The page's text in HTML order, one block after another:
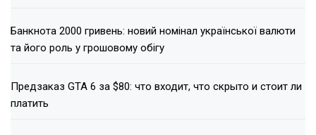
Банкнота 2000 гривень: новий номінал української валюти
та його роль у грошовому обігу
Предзаказ GTA 6 за $80: что входит, что скрыто и стоит ли
платить